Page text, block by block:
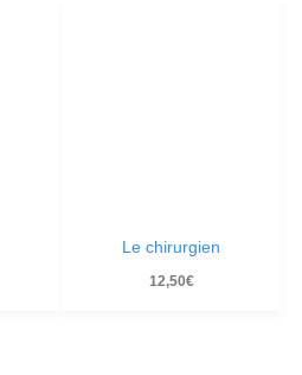
Le chirurgien
12,50€